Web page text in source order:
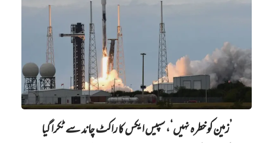
’زمین کو خطرہ نہیں‘، سپیس ایکس کا راکٹ چاند سے ٹکرا گیا